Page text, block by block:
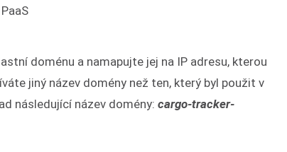
doménu a namapujte jej na IP adresu, kterou
jiný název domény než ten, který byl použit v
následující název domény:cargo-tracker-